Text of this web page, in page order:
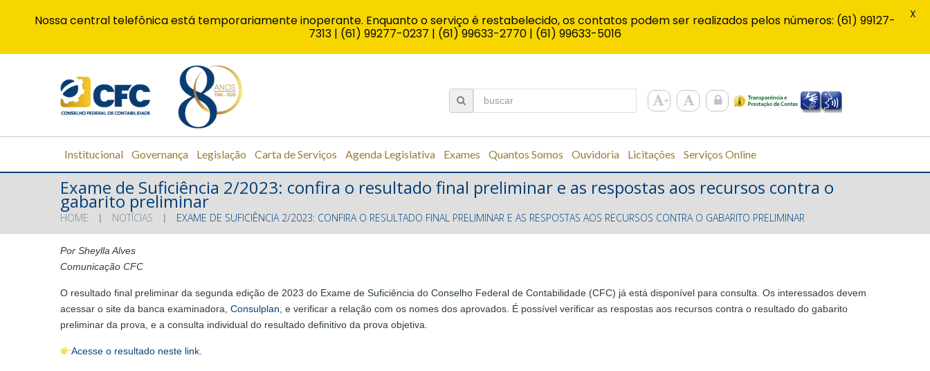
Institucional Governança Legislação Carta de Serviços Agenda Legislativa Exames Quantos Somos Ouvidoria Licitações Serviços Online
Exame de Suficiência 2/2023: confira o resultado final preliminar e as respostas aos recursos contra o
gabarito preliminar
HOME NOTÍCIAS EXAME DE SUFICIÊNCIA 2/2023: CONFIRA O RESULTADO FINAL PRELIMINAR E AS RESPOSTAS AOS RECURSOS CONTRA O GABARITO PRELIMINAR
Por Sheylla Alves
Comunicação CFC
O resultado final preliminar da segunda edição de 2023 do Exame de Suficiência do Conselho Federal de Contabilidade (CFC) já está disponível para consulta. Os interessados devem
acessar o site da banca examinadora, Consulplan, e verificar a relação com os nomes dos aprovados. É possível verificar as respostas aos recursos contra o resultado do gabarito
preliminar da prova, e a consulta individual do resultado definitivo da prova objetiva.
Acesse o resultado neste link.
Nossa central telefônica está temporariamente inoperante. Enquanto o serviço é restabelecido, os contatos podem ser realizados pelos números: (61) 99127-
7313 | (61) 99277-0237 | (61) 99633-2770 | (61) 99633-5016
X